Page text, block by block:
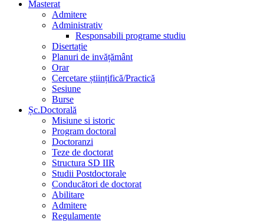
Masterat
Admitere
Administrativ
Responsabili programe studiu
Disertație
Planuri de invățământ
Orar
Cercetare științifică/Practică
Sesiune
Burse
Șc.Doctorală
Misiune si istoric
Program doctoral
Doctoranzi
Teze de doctorat
Structura SD IIR
Studii Postdoctorale
Conducători de doctorat
Abilitare
Admitere
Regulamente